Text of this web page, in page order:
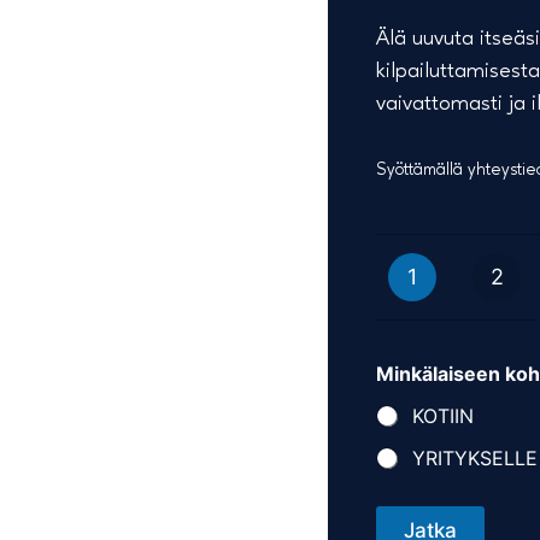
Älä uuvuta
vaivattomasti ja
Syöttämällä
1 2
Minkälaiseen
KOTIIN
YRITYKSELLE
Jatka